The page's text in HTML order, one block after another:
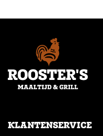
KLANTENSERVICE